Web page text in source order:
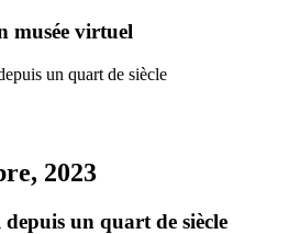
musée virtuel
2023
depuis un quart de siècle